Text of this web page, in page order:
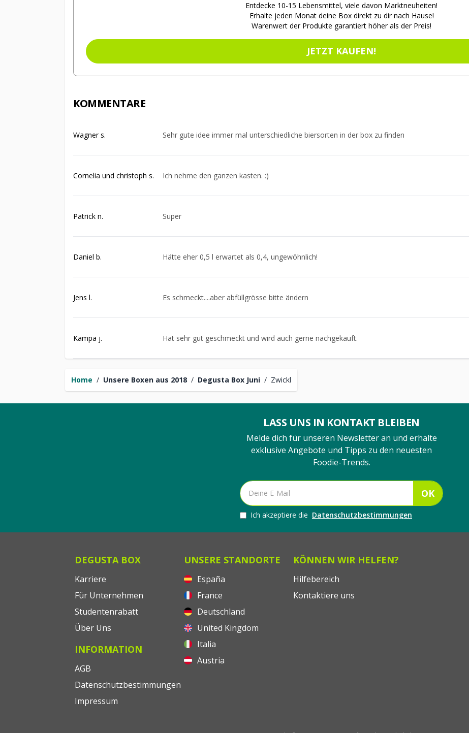
Home / Unsere Boxen aus 2018 / Degusta Box Juni / Zwickl
Entdecke 10-15 Lebensmittel, viele davon Marktneuheiten!
Erhalte jeden Monat deine Box direkt zu dir nach Hause!
Warenwert der Produkte garantiert höher als der Preis!
JETZT KAUFEN!
KOMMENTARE
Wagner s. Sehr gute idee immer mal unterschiedliche biersorten in der box zu finden
Cornelia und christoph s. Ich nehme den ganzen kasten. :)
Patrick n. Super
Daniel b. Hätte eher 0,5 l erwartet als 0,4, ungewöhnlich!
Jens l. Es schmeckt....aber abfüllgrösse bitte ändern
Kampa j. Hat sehr gut geschmeckt und wird auch gerne nachgekauft.
LASS UNS IN KONTAKT BLEIBEN
Melde dich für unseren Newsletter an und erhalte
exklusive Angebote und Tipps zu den neuesten
Foodie-Trends.
OK
Ich akzeptiere die Datenschutzbestimmungen
DEGUSTA BOX
Karriere
Für Unternehmen
Studentenrabatt
Über Uns
INFORMATION
AGB
Datenschutzbestimmungen
Impressum
UNSERE STANDORTE
España
France
Deutschland
United Kingdom
Italia
Austria
KÖNNEN WIR HELFEN?
Hilfebereich
Kontaktiere uns